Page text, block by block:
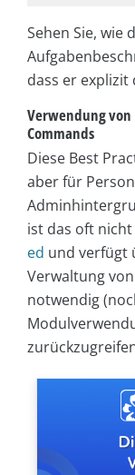
Sehen Sie, wie
dass er explizit
Verwendung
Commands
Diese Best
aber für
ist das oft
ed und verfügt
Verwaltung
notwendig